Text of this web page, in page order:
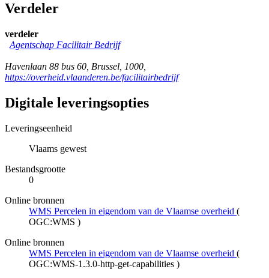
Verdeler
verdeler
Agentschap Facilitair Bedrijf
Havenlaan 88 bus 60 Brussel 1000
https://overheid.vlaanderen.be/facilitairbedrijf
Digitale leveringsopties
Leveringseenheid
Vlaams gewest
Bestandsgrootte
0
Online bronnen
WMS Percelen in eigendom van de Vlaamse overheid (
OGC:WMS )
Online bronnen
WMS Percelen in eigendom van de Vlaamse overheid (
OGC:WMS-1.3.0-http-get-capabilities )